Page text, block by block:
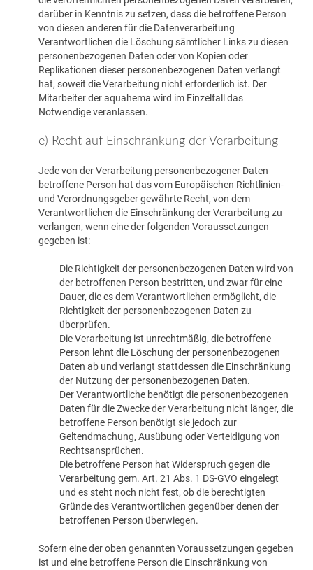
darüber in Kenntnis zu setzen, dass die betroffene Person
von diesen anderen für die Datenverarbeitung
Verantwortlichen die Löschung sämtlicher Links zu diesen
personenbezogenen Daten oder von Kopien oder
Replikationen dieser personenbezogenen Daten verlangt
hat, soweit die Verarbeitung nicht erforderlich ist. Der
Mitarbeiter der aquahema wird im Einzelfall das
Notwendige veranlassen.
e) Recht auf Einschränkung der Verarbeitung
Jede von der Verarbeitung personenbezogener Daten
betroffene Person hat das vom Europäischen Richtlinien-
und Verordnungsgeber gewährte Recht, von dem
Verantwortlichen die Einschränkung der Verarbeitung zu
verlangen, wenn eine der folgenden Voraussetzungen
gegeben ist:
Die Richtigkeit der personenbezogenen Daten wird von
der betroffenen Person bestritten, und zwar für eine
Dauer, die es dem Verantwortlichen ermöglicht, die
Richtigkeit der personenbezogenen Daten zu
überprüfen.
Die Verarbeitung ist unrechtmäßig, die betroffene
Person lehnt die Löschung der personenbezogenen
Daten ab und verlangt stattdessen die Einschränkung
der Nutzung der personenbezogenen Daten.
Der Verantwortliche benötigt die personenbezogenen
Daten für die Zwecke der Verarbeitung nicht länger, die
betroffene Person benötigt sie jedoch zur
Geltendmachung, Ausübung oder Verteidigung von
Rechtsansprüchen.
Die betroffene Person hat Widerspruch gegen die
Verarbeitung gem. Art. 21 Abs. 1 DS-GVO eingelegt
und es steht noch nicht fest, ob die berechtigten
Gründe des Verantwortlichen gegenüber denen der
betroffenen Person überwiegen.
Sofern eine der oben genannten Voraussetzungen gegeben
ist und eine betroffene Person die Einschränkung von